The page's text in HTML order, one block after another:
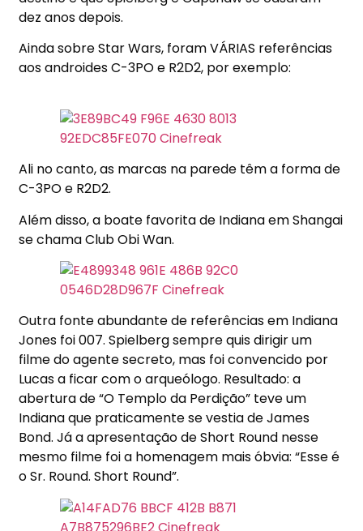
dez anos depois.
Ainda sobre Star Wars, foram VÁRIAS referências
aos androides C-3PO e R2D2, por exemplo:
Ali no canto, as marcas na parede têm a forma de
C-3PO e R2D2.
Além disso, a boate favorita de Indiana em Shangai
se chama Club Obi Wan.
Outra fonte abundante de referências em Indiana
Jones foi 007. Spielberg sempre quis dirigir um
filme do agente secreto, mas foi convencido por
Lucas a ficar com o arqueólogo. Resultado: a
abertura de “O Templo da Perdição” teve um
Indiana que praticamente se vestia de James
Bond. Já a apresentação de Short Round nesse
mesmo filme foi a homenagem mais óbvia: “Esse é
o Sr. Round. Short Round”.